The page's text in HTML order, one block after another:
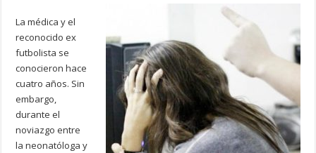
La médica y el
reconocido ex
futbolista se
conocieron hace
cuatro años. Sin
embargo,
durante el
noviazgo entre
la neonatóloga y